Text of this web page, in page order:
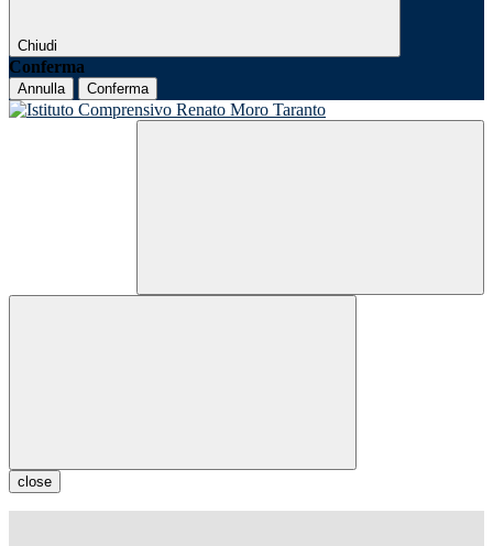
Chiudi
Conferma
Annulla Conferma
close